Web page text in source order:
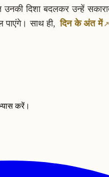
दिशा बदलकर उन्हें
साथ ही, दिन के अंत में
करें।